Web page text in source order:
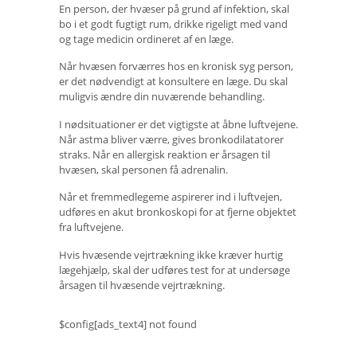
En person, der hvæser på grund af infektion, skal
bo i et godt fugtigt rum, drikke rigeligt med vand
og tage medicin ordineret af en læge.
Når hvæsen forværres hos en kronisk syg person,
er det nødvendigt at konsultere en læge. Du skal
muligvis ændre din nuværende behandling.
I nødsituationer er det vigtigste at åbne luftvejene.
Når astma bliver værre, gives bronkodilatatorer
straks. Når en allergisk reaktion er årsagen til
hvæsen, skal personen få adrenalin.
Når et fremmedlegeme aspirerer ind i luftvejen,
udføres en akut bronkoskopi for at fjerne objektet
fra luftvejene.
Hvis hvæsende vejrtrækning ikke kræver hurtig
lægehjælp, skal der udføres test for at undersøge
årsagen til hvæsende vejrtrækning.
$config[ads_text4] not found